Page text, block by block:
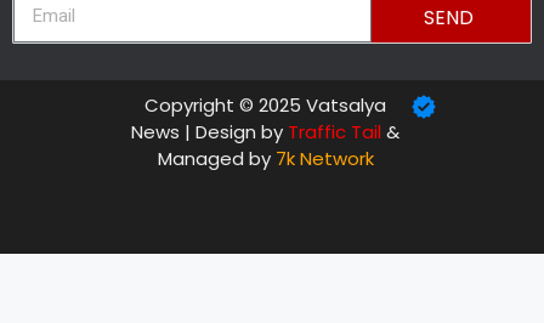
SEND
Copyright © 2025 Vatsalya
News | Design by Traffic Tail&
Managed by 7k Network